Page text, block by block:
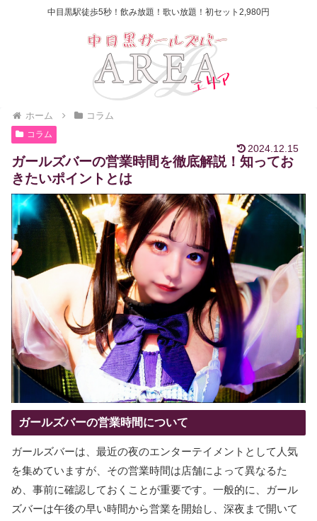
中目黒駅徒歩5秒！飲み放題！歌い放題！初セット2,980円
ホーム コラム
コラム
2024.12.15
ガールズバーの営業時間を徹底解説！知ってお
きたいポイントとは
ガールズバーの営業時間について
ガールズバーは、最近の夜のエンターテイメントとして人気
を集めていますが、その営業時間は店舗によって異なるた
め、事前に確認しておくことが重要です。一般的に、ガール
ズバーは午後の早い時間から営業を開始し、深夜まで開いて